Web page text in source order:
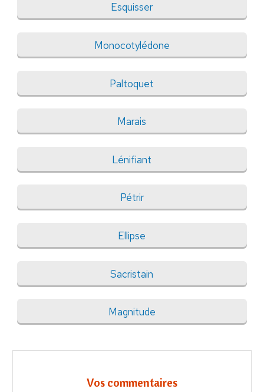
Esquisser
Monocotylédone
Paltoquet
Marais
Lénifiant
Pétrir
Ellipse
Sacristain
Magnitude
Vos commentaires